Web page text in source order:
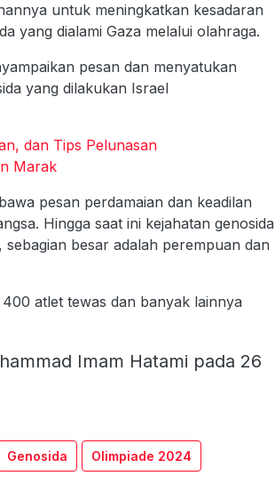
untuk meningkatkan kesadaran
yang dialami Gaza melalui olahraga.
pesan dan menyatukan
yang dilakukan Israel
dan Tips Pelunasan
Marak
pesan perdamaian dan keadilan
Hingga saat ini kejahatan genosida
besar adalah perempuan dan
atlet tewas dan banyak lainnya
Imam Hatami pada 26
Genosida Olimpiade 2024